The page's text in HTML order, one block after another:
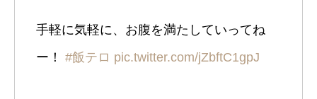
手軽に気軽に、お腹を満たしていってね
ー！ #飯テロ pic.twitter.com/jZbftC1gpJ